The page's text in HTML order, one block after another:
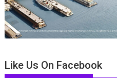
Like Us On Facebook